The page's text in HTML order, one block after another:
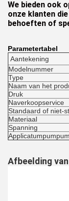
We bieden ook
onze klanten
behoeften of
Parametertabel
Aantekening
Modelnummer
Type
Naam van het
Druk
Naverkoopservice
Standaard of niet-
Materiaal
Spanning
Afbeelding